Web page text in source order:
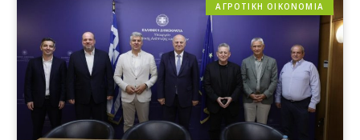
ΑΓΡΟΤΙΚΗ ΟΙΚΟΝΟΜΙΑ